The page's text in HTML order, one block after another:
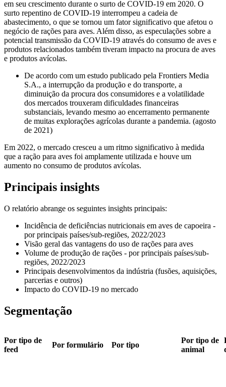
em seu crescimento durante o surto de COVID-19 em 2020. O
surto repentino de COVID-19 interrompeu a cadeia de
abastecimento, o que se tornou um fator significativo que afetou o
negócio de rações para aves. Além disso, as especulações sobre a
potencial transmissão da COVID-19 através do consumo de aves e
produtos relacionados também tiveram impacto na procura de aves
e produtos avícolas.
De acordo com um estudo publicado pela Frontiers Media
S.A., a interrupção da produção e do transporte, a
diminuição da procura dos consumidores e a volatilidade
dos mercados trouxeram dificuldades financeiras
substanciais, levando mesmo ao encerramento permanente
de muitas explorações agrícolas durante a pandemia. (agosto
de 2021)
Em 2022, o mercado cresceu a um ritmo significativo à medida
que a ração para aves foi amplamente utilizada e houve um
aumento no consumo de produtos avícolas.
Principais insights
O relatório abrange os seguintes insights principais:
Incidência de deficiências nutricionais em aves de capoeira -
por principais países/sub-regiões, 2022/2023
Visão geral das vantagens do uso de rações para aves
Volume de produção de rações - por principais países/sub-
regiões, 2022/2023
Principais desenvolvimentos da indústria (fusões, aquisições,
parcerias e outros)
Impacto do COVID-19 no mercado
Segmentação
Por tipo de
feed
Por formulário Por tipo
Por tipo de
animal